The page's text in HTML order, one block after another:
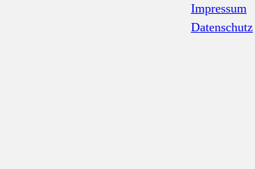
Impressum
Datenschutz